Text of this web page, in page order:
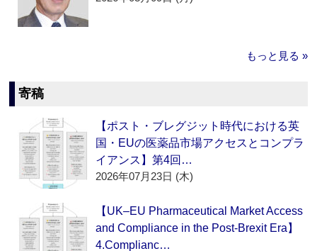
もっと見る »
寄稿
【ポスト・ブレグジット時代における英
国・EUの医薬品市場アクセスとコンプラ
イアンス】第4回…
2026年07月23日 (木)
【UK–EU Pharmaceutical Market Access
and Compliance in the Post-Brexit Era】
4.Complianc…